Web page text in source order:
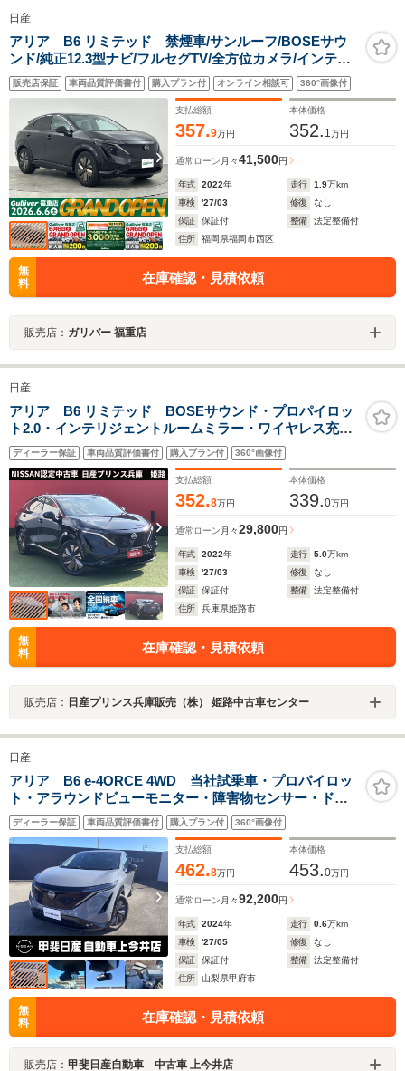
日産
アリア B6 リミテッド 禁煙車/サンルーフ/BOSEサウ
ンド/純正12.3型ナビ/フルセグTV/全方位カメラ/インテリ
ジェントルームミラー/ハンドルヒーター/全席シートヒー
ター/前席エアシート/パワーシート/純正19インチアルミホ
イール/ETC
販売店保証 車両品質評価書付 購入プラン付 オンライン相談可 360°画像付
支払総額
357.9万円
本体価格
352. 1万円
通常ローン 月々41,500円
年式 2022年 走行 1.9万km
車検
'27/03 修復
なし
保証
保証付 整備
法定整備付
住所
福岡県福岡市西区
無
料
在庫確認・見積依頼
販売店： ガリバー 福重店
日産
アリア B6 リミテッド BOSEサウンド・プロパイロッ
ト2.0・インテリジェントルームミラー・ワイヤレス充
電・パワーバックドア・ヘッドアップディスプレイ
ディーラー保証 車両品質評価書付 購入プラン付 360°画像付
支払総額
352.8万円
本体価格
339.0万円
通常ローン 月々29,800円
年式 2022年 走行 5.0万km
車検
'27/03 修復
なし
保証
保証付 整備
法定整備付
住所
兵庫県姫路市
無
料
在庫確認・見積依頼
販売店： 日産プリンス兵庫販売（株） 姫路中古車センター
日産
アリア B6 e-4ORCE 4WD 当社試乗車・プロパイロッ
ト・アラウンドビューモニター・障害物センサー・ドラ
イブレコーダー前後・ETC・メモリーナビ・フルセグ
TV・インテリジェントキー・本革シート・シートヒータ
ー・シートエアコン
ディーラー保証 車両品質評価書付 購入プラン付 360°画像付
支払総額
462.8万円
本体価格
453.0万円
通常ローン 月々92,200円
年式 2024年 走行 0.6万km
車検
'27/05 修復
なし
保証
保証付 整備
法定整備付
住所
山梨県甲府市
無
料
在庫確認・見積依頼
販売店： 甲斐日産自動車 中古車 上今井店